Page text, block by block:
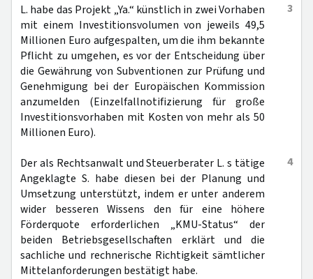
3
L. habe das Projekt „Ya.“ künstlich in zwei Vorhaben
mit einem Investitionsvolumen von jeweils 49,5
Millionen Euro aufgespalten, um die ihm bekannte
Pflicht zu umgehen, es vor der Entscheidung über
die Gewährung von Subventionen zur Prüfung und
Genehmigung bei der Europäischen Kommission
anzumelden (Einzelfallnotifizierung für große
Investitionsvorhaben mit Kosten von mehr als 50
Millionen Euro).
4
Der als Rechtsanwalt und Steuerberater L. s tätige
Angeklagte S. habe diesen bei der Planung und
Umsetzung unterstützt, indem er unter anderem
wider besseren Wissens den für eine höhere
Förderquote erforderlichen „KMU-Status“ der
beiden Betriebsgesellschaften erklärt und die
sachliche und rechnerische Richtigkeit sämtlicher
Mittelanforderungen bestätigt habe.